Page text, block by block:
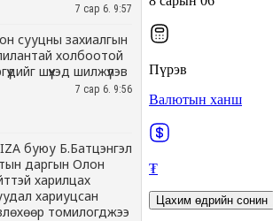
7 сар 6. 9:57
сууцны захиалгын
холбоотой
шүүхэд шилжүүлэв
7 сар 6. 9:56
буюу Б.Батцэнгэл
даргын Олон
харилцах
хариуцсан
томилогджээ